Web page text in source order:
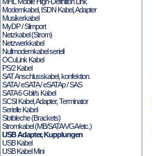
Modemkabel, ISDN Kabel, Adapter
Musikerkabel
MyDP / Slimport
Netzkabel (Strom)
Netzwerkkabel
Nullmodemkabel seriell
OCuLink Kabel
PS/2 Kabel
SAT Anschlusskabel, konfektion.
SATA / eSATA / eSATAp / SAS
SATA 6 Gbit/s Kabel
SCSI Kabel, Adapter, Terminator
Serielle Kabel
Slotbleche (Brackets)
Stromkabel (MB/SATA/VGA/etc.)
USB Adapter, Kupplungen
USB Kabel
USB Kabel Mini